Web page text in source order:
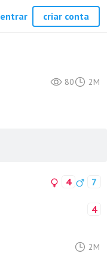
80 2M
4 7
4
2M
entrar criar conta